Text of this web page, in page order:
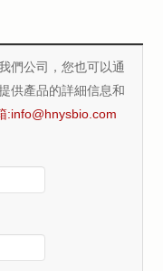
們公司，您也可以通
供產品的詳細信息和
:info@hnysbio.com